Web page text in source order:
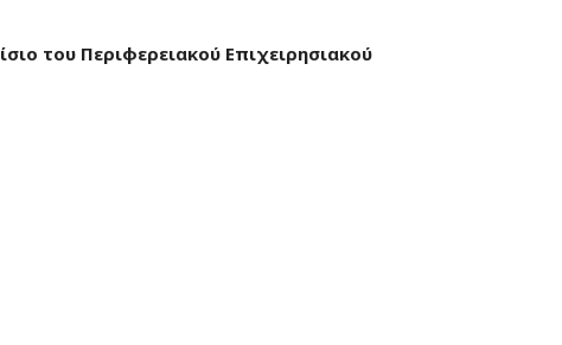
του Περιφερειακού Επιχειρησιακού